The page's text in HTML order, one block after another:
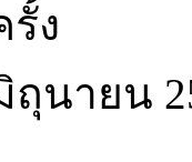
รั้ง
นายน